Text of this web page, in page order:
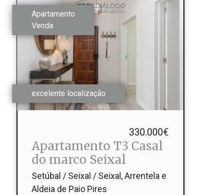
Apartamento
Venda
excelente localização
330.000€
Apartamento T3 Casal
do marco Seixal
Setúbal / Seixal / Seixal, Arrentela e
Aldeia de Paio Pires